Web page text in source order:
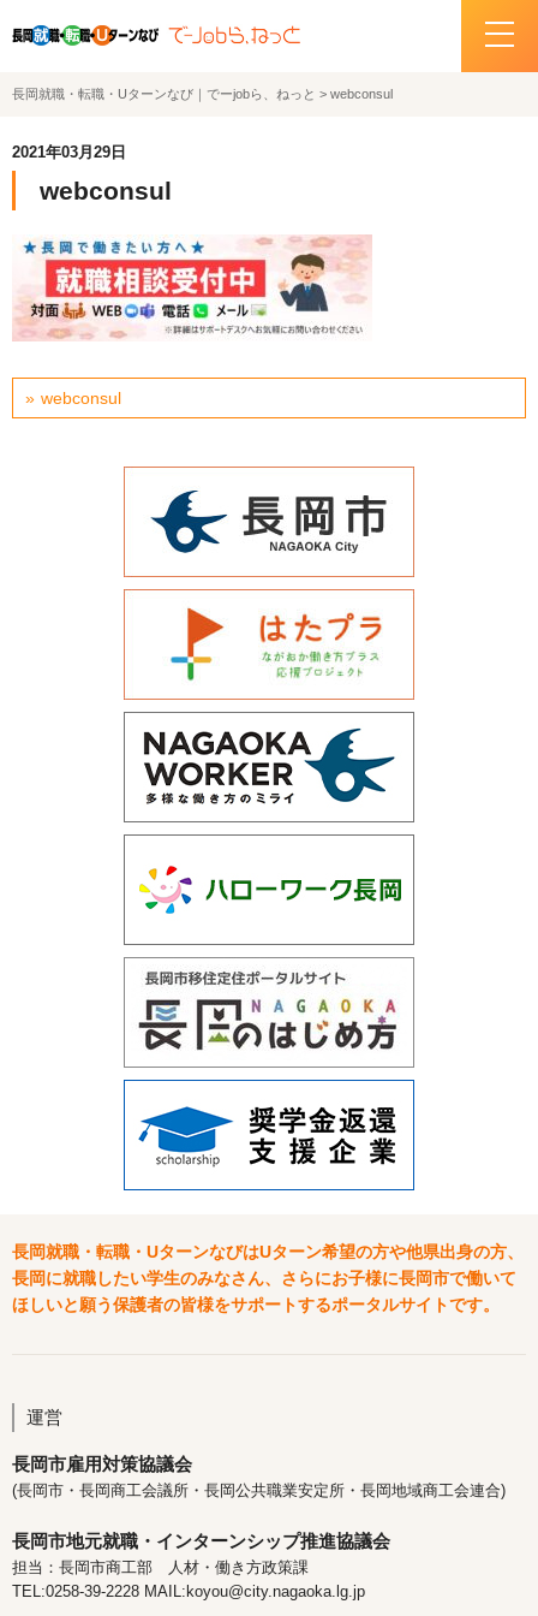
ホーム
企業・求人情報
サポートデスクの紹介
お問い合わせ
プライバシーポリシー
運営会社について
長岡就職・転職・Uターンなび｜でーjobら、ねっと > webconsul
2021年03月29日
webconsul
webconsul
長岡就職・転職・UターンなびはUターン希望の方や他県出身の方、
長岡に就職したい学生のみなさん、さらにお子様に長岡市で働いて
ほしいと願う保護者の皆様をサポートするポータルサイトです。
運営
長岡市雇用対策協議会
(長岡市・長岡商工会議所・長岡公共職業安定所・長岡地域商工会連合)
長岡市地元就職・インターンシップ推進協議会
担当：長岡市商工部 人材・働き方政策課
TEL:0258-39-2228 MAIL:koyou@city.nagaoka.lg.jp